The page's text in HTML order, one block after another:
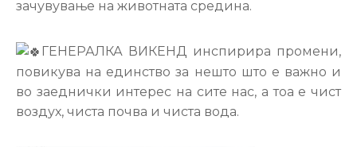
зачувување на животната средина.
ГЕНЕРАЛКА ВИКЕНД инспирира промени,
повикува на единство за нешто што е важно и
во заеднички интерес на сите нас, а тоа е чист
воздух, чиста почва и чиста вода.